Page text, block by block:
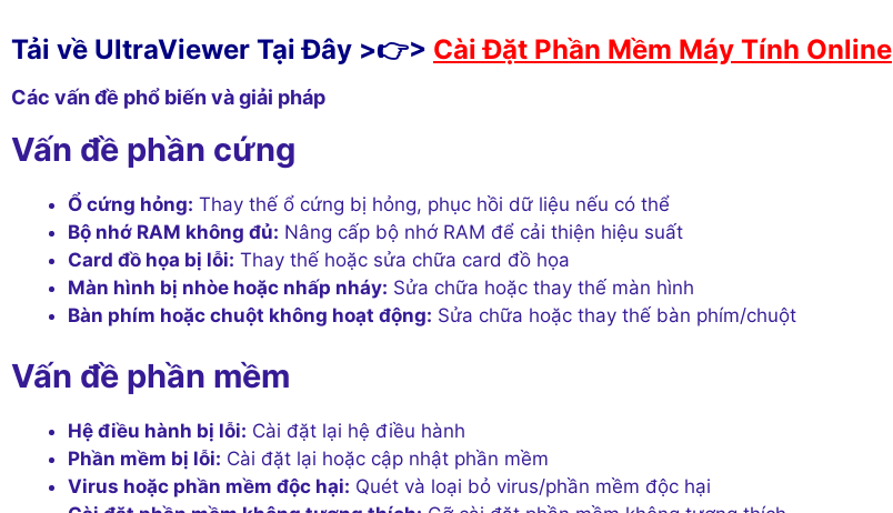
Tải về UltraViewer Tại Đây >👉> Cài Đặt Phần Mềm Máy Tính Online
Các vấn đề phổ biến và giải pháp
Vấn đề phần cứng
Ổ cứng hỏng: Thay thế ổ cứng bị hỏng, phục hồi dữ liệu nếu có thể
Bộ nhớ RAM không đủ: Nâng cấp bộ nhớ RAM để cải thiện hiệu suất
Card đồ họa bị lỗi: Thay thế hoặc sửa chữa card đồ họa
Màn hình bị nhòe hoặc nhấp nháy: Sửa chữa hoặc thay thế màn hình
Bàn phím hoặc chuột không hoạt động: Sửa chữa hoặc thay thế bàn phím/chuột
Vấn đề phần mềm
Hệ điều hành bị lỗi: Cài đặt lại hệ điều hành
Phần mềm bị lỗi: Cài đặt lại hoặc cập nhật phần mềm
Virus hoặc phần mềm độc hại: Quét và loại bỏ virus/phần mềm độc hại